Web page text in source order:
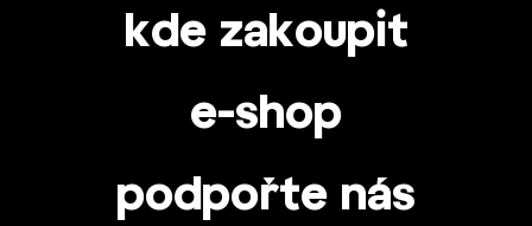
kde zakoupit
e-shop
podpořte nás